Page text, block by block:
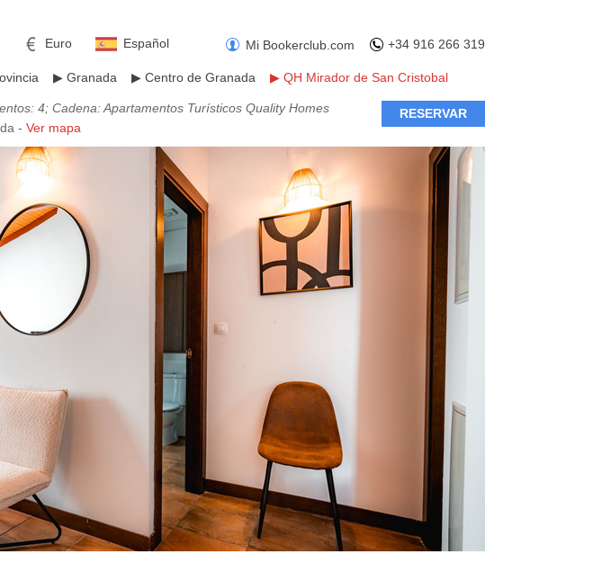
+34 916 266 319
Mi Bookerclub.com
Español
Euro
Rublo ruso
Peso mexicano
▶ Granada ▶ Centro de Granada ▶ QH Mirador de San Cristobal
4; Cadena: Apartamentos Turísticos Quality Homes
- Ver mapa
RESERVAR